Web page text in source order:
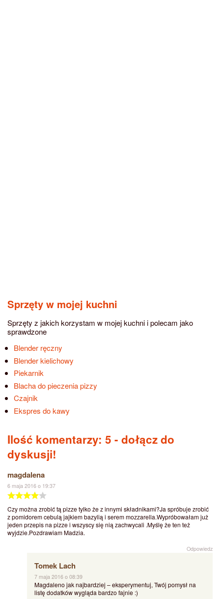
Sprzęty w mojej kuchni
Sprzęty z jakich korzystam w mojej kuchni i polecam jako
sprawdzone
Blender ręczny
Blender kielichowy
Piekarnik
Blacha do pieczenia pizzy
Czajnik
Ekspres do kawy
Ilość komentarzy: 5 - dołącz do
dyskusji!
magdalena
6 maja 2016 o 19:37
Czy można zrobić tą pizze tylko że z innymi składnikami?Ja spróbuje zrobić
z pomidorem cebulą jajkiem bazylią i serem mozzarella.Wypróbowałam już
jeden przepis na pizze i wszyscy się nią zachwycali .Myślę że ten też
wyjdzie.Pozdrawiam Madzia.
Odpowiedz
Tomek Lach
7 maja 2016 o 08:39
Magdaleno jak najbardziej – eksperymentuj, Twój pomysł na
listę dodatków wygląda bardzo fajnie :)